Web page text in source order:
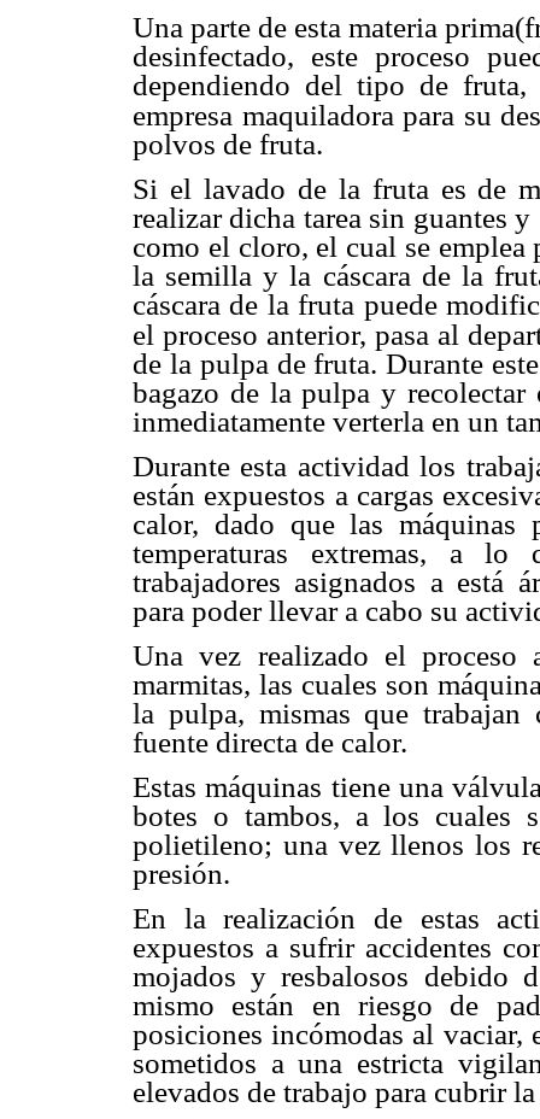
Una parte de esta materia
desinfectado, este proceso
dependiendo del tipo de fruta,
empresa maquiladora para su
polvos de fruta.
Si el lavado de la fruta es de
realizar dicha tarea sin guantesy
como el cloro, el cual se
la semilla y la cáscara de la
cáscara de la fruta puede
el proceso anterior, pasa al
de la pulpa de fruta. Durante
bagazo de lapulpa y recolectar
inmediatamente verterla en un
Durante esta actividad los
están expuestos a cargas
calor, dado que las
temperaturas extremas, a
trabajadores asignados a está
para poderllevar a cabo su
Una vez realizado el
marmitas, las cuales son
la pulpa, mismas que
fuente directa de calor.
Estas máquinas tiene una
botes o tambos, a los cuales
polietileno; una vez llenos los
presión.
En la realización de estas
expuestos a sufrir accidentes
mojadosy resbalosos debido
mismo están en riesgo de
posiciones incómodas al vaciar,
sometidos a una estricta
elevados de trabajo para cubrir